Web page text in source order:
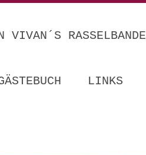
VIVAN´S RASSELBANDE
LINKS